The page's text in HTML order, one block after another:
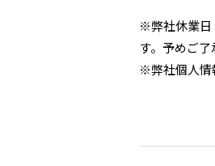
※弊社休業日
す。予めご了
※弊社個人情